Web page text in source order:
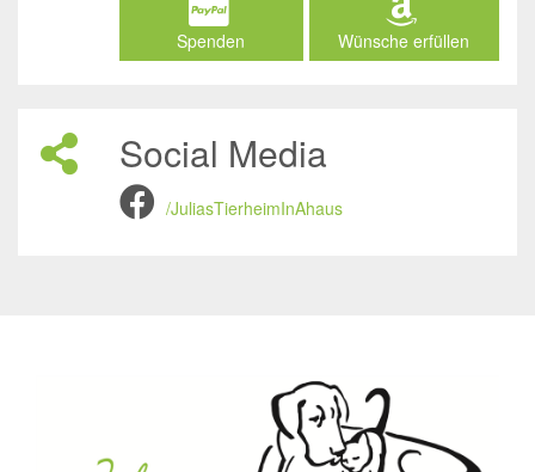
Spenden Wünsche erfüllen
Social Media
/JuliasTierheimInAhaus